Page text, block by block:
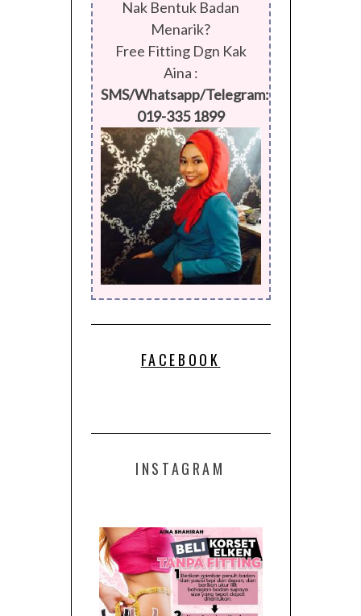
Nak Bentuk Badan
Menarik?
Free Fitting Dgn Kak
Aina :
SMS/Whatsapp/Telegram:
019-335 1899
FACEBOOK
INSTAGRAM